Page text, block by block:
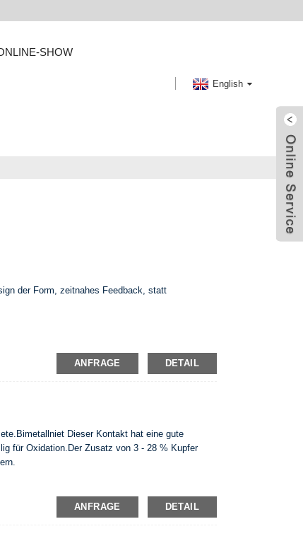
SHOW
English
der Form, zeitnahes Feedback, statt
ANFRAGE DETAIL
Dieser Kontakt hat eine gute
für Oxidation.Der Zusatz von 3 - 28 % Kupfer
ANFRAGE DETAIL